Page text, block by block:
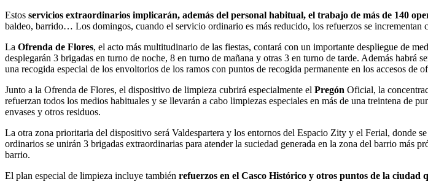
Estos servicios extraordinarios implicarán, además del personal habitual, el trabajo de más de 140
baldeo, barrido… Los domingos, cuando el servicio ordinario es más reducido, los refuerzos se
La Ofrenda de Flores, el acto más multitudinario de las fiestas, contará con un importante despliegue de
desplegarán 3 brigadas en turno de noche, 8 en turno de mañana y otras 3 en turno de tarde. Además
una recogida especial de los envoltorios de los ramos con puntos de recogida permanente en los accesos de
Junto a la Ofrenda de Flores, el dispositivo de limpieza cubrirá especialmente el Pregón Oficial, la
refuerzan todos los medios habituales y se llevarán a cabo limpiezas especiales en más de una treintena de
envases y otros residuos.
La otra zona prioritaria del dispositivo será Valdespartera y los entornos del Espacio Zity y el Ferial, donde
ordinarios se unirán 3 brigadas extraordinarias para atender la suciedad generada en la zona del barrio más
barrio.
El plan especial de limpieza incluye también refuerzos en el Casco Histórico y otros puntos de la ciudad